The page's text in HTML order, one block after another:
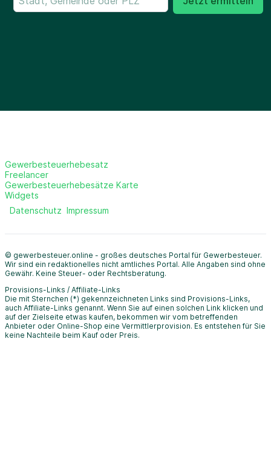
Gewerbesteuerhebesatz
Freelancer
Gewerbesteuerhebesätze Karte
Widgets
Datenschutz Impressum
© gewerbesteuer.online - großes deutsches Portal für Gewerbesteuer.
Wir sind ein redaktionelles nicht amtliches Portal. Alle Angaben sind ohne
Gewähr. Keine Steuer- oder Rechtsberatung.
Provisions-Links / Affiliate-Links
Die mit Sternchen (*) gekennzeichneten Links sind Provisions-Links,
auch Affiliate-Links genannt. Wenn Sie auf einen solchen Link klicken und
auf der Zielseite etwas kaufen, bekommen wir vom betreffenden
Anbieter oder Online-Shop eine Vermittlerprovision. Es entstehen für Sie
keine Nachteile beim Kauf oder Preis.